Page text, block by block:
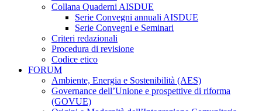
Collana Quaderni AISDUE
Serie Convegni annuali AISDUE
Serie Convegni e Seminari
Criteri redazionali
Procedura di revisione
Codice etico
FORUM
Ambiente, Energia e Sostenibilità (AES)
Governance dell’Unione e prospettive di riforma
(GOVUE)